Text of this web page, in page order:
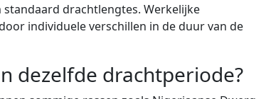
drachtlengtes. Werkelijke
individuele verschillen in de duur van de
dezelfde drachtperiode?